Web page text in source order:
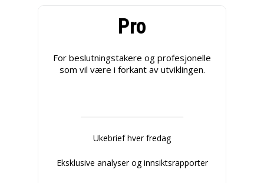
Pro
For beslutningstakere og profesjonelle
som vil være i forkant av utviklingen.
Ukebrief hver fredag
Eksklusive analyser og innsiktsrapporter